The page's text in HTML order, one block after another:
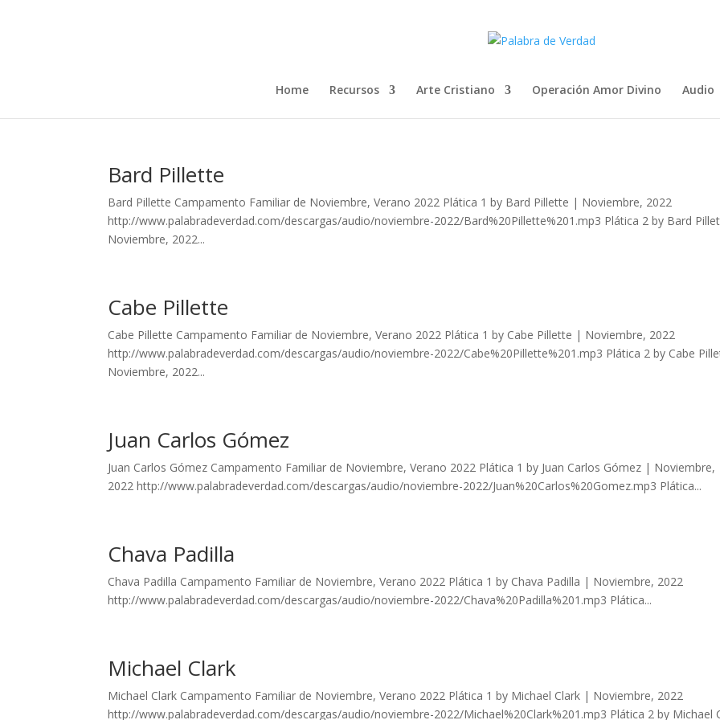
Home Recursos Arte Cristiano Operación Amor Divino Audio
Bard Pillette
Bard Pillette Campamento Familiar de Noviembre, Verano 2022 Plática 1 by Bard Pillette | Noviembre, 2022
http://www.palabradeverdad.com/descargas/audio/noviembre-2022/Bard%20Pillette%201.mp3 Plática 2 by Bard
Noviembre, 2022...
Cabe Pillette
Cabe Pillette Campamento Familiar de Noviembre, Verano 2022 Plática 1 by Cabe Pillette | Noviembre, 2022
http://www.palabradeverdad.com/descargas/audio/noviembre-2022/Cabe%20Pillette%201.mp3 Plática 2 by Cabe
Noviembre, 2022...
Juan Carlos Gómez
Juan Carlos Gómez Campamento Familiar de Noviembre, Verano 2022 Plática 1 by Juan Carlos Gómez | Noviembre,
2022 http://www.palabradeverdad.com/descargas/audio/noviembre-2022/Juan%20Carlos%20Gomez.mp3 Plática...
Chava Padilla
Chava Padilla Campamento Familiar de Noviembre, Verano 2022 Plática 1 by Chava Padilla | Noviembre, 2022
http://www.palabradeverdad.com/descargas/audio/noviembre-2022/Chava%20Padilla%201.mp3 Plática...
Michael Clark
Michael Clark Campamento Familiar de Noviembre, Verano 2022 Plática 1 by Michael Clark | Noviembre, 2022
http://www.palabradeverdad.com/descargas/audio/noviembre-2022/Michael%20Clark%201.mp3 Plática 2 by Michael